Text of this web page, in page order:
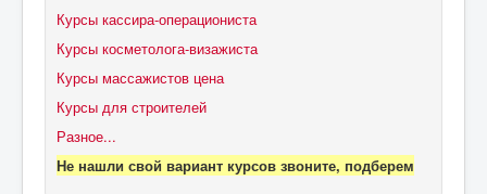
Курсы кассира-операциониста
Курсы косметолога-визажиста
Курсы массажистов цена
Курсы для строителей
Разное...
Не нашли свой вариант курсов звоните, подберем